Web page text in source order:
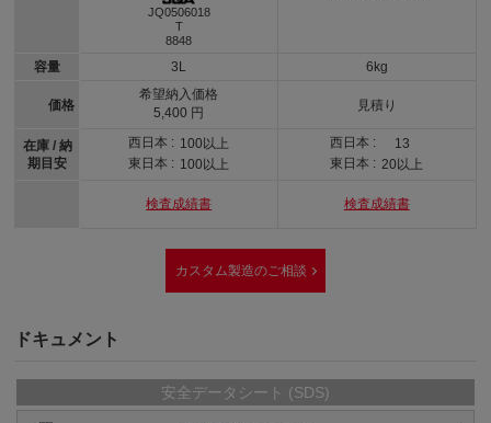
容量
価格
在庫 / 納
期目安
JQ0506018
T
8848
3L
希望納入価格
5,400 円
西日本 : 100以上
東日本 : 100以上
検査成績書
6kg
見積り
西日本 :
13
東日本 : 20以上
検査成績書
カスタム製造のご相談
ドキュメント
安全データシート (SDS)